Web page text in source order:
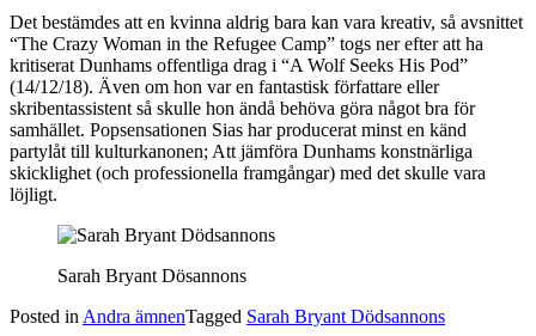
Det bestämdes att en kvinna aldrig bara kan vara kreativ, så avsnittet
“The Crazy Woman in the Refugee Camp” togs ner efter att ha
kritiserat Dunhams offentliga drag i “A Wolf Seeks His Pod”
(14/12/18). Även om hon var en fantastisk författare eller
skribentassistent så skulle hon ändå behöva göra något bra för
samhället. Popsensationen Sias har producerat minst en känd
partylåt till kulturkanonen; Att jämföra Dunhams konstnärliga
skicklighet (och professionella framgångar) med det skulle vara
löjligt.
Sarah Bryant Dösannons
Posted in Andra ämnenTagged Sarah Bryant Dödsannons